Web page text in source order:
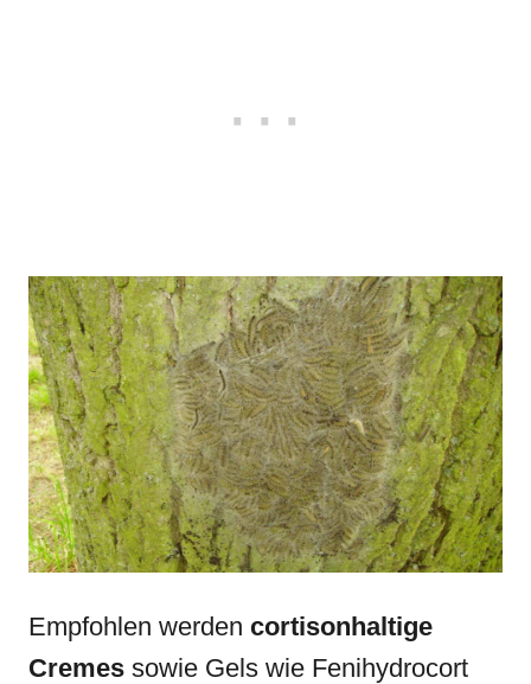
Empfohlen werden cortisonhaltige
Cremes sowie Gels wie Fenihydrocort